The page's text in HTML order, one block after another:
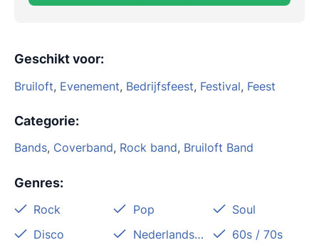
Geschikt voor:
Bruiloft, Evenement, Bedrijfsfeest, Festival, Feest
Categorie:
Bands, Coverband, Rock band, Bruiloft Band
Genres:
Rock Pop
Soul
Disco
Nederlandstalig
60s / 70s